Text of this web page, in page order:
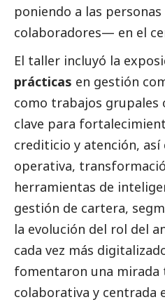
poniendo a las
colaboradores— en el
El taller incluyó la
prácticas en gestión
como trabajos grupales
clave para
crediticio y atención, así
operativa,
herramientas de
gestión de cartera,
la evolución del rol del
cada vez más
fomentaron una mirada
colaborativa y centrada